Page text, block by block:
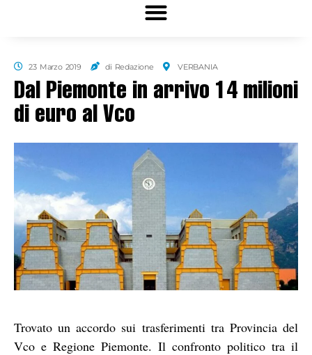
23 Marzo 2019 di Redazione VERBANIA
Dal Piemonte in arrivo 14 milioni
di euro al Vco
Trovato un accordo sui trasferimenti tra Provincia del
Vco e Regione Piemonte. Il confronto politico tra il